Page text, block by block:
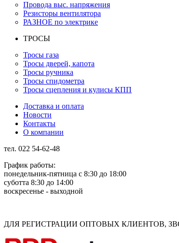
Провода выс. напряжения
Резисторы вентилятора
РАЗНОЕ по электрике
ТРОСЫ
Тросы газа
Тросы дверей, капота
Тросы ручника
Тросы спидометра
Тросы сцепления и кулисы КПП
Доставка и оплата
Новости
Контакты
О компании
тел. 022 54-62-48
График работы:
понедельник-пятница с 8:30 до 18:00
суботта 8:30 до 14:00
воскресенье - выходной
ДЛЯ РЕГИСТРАЦИИ ОПТОВЫХ КЛИЕНТОВ,